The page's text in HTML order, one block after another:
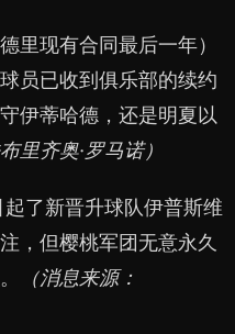
里现有合同最后一年）
员已收到俱乐部的续约
伊蒂哈德，还是明夏以
里齐奥·罗马诺）
了新晋升球队伊普斯维
，但樱桃军团无意永久
（消息来源：